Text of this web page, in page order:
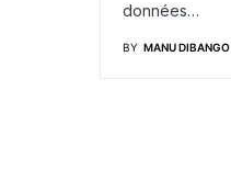
données…
BY MANU DIBANGO